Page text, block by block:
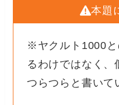
本題
※ヤクルト1000と
るわけではなく、
つらつらと書いて